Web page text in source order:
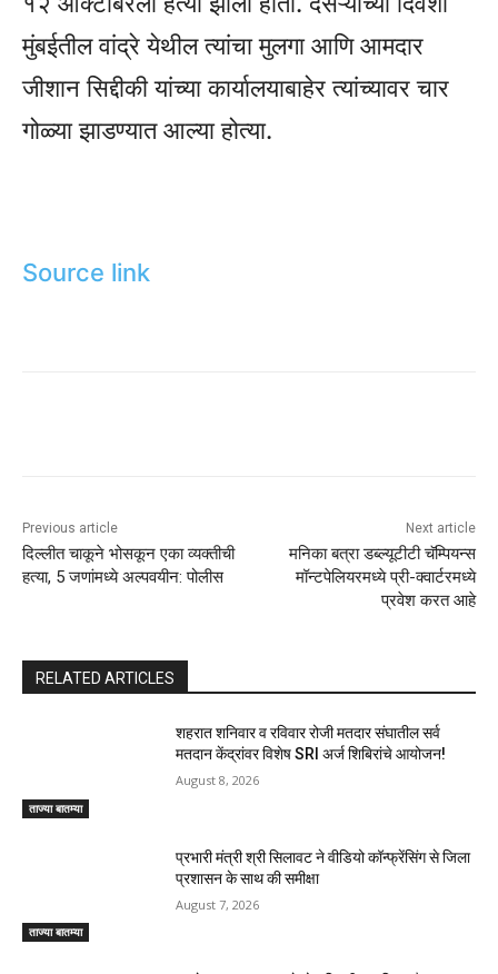
मुंबईतील वांद्रे येथील त्यांचा मुलगा आणि आमदार
जीशान सिद्दीकी यांच्या कार्यालयाबाहेर त्यांच्यावर चार
गोळ्या झाडण्यात आल्या होत्या.
Source link
Previous article
दिल्लीत चाकूने भोसकून एका व्यक्तीची
हत्या, 5 जणांमध्ये अल्पवयीन: पोलीस
Next article
मनिका बत्रा डब्ल्यूटीटी चॅम्पियन्स
मॉन्टपेलियरमध्ये प्री-क्वार्टरमध्ये
प्रवेश करत आहे
RELATED ARTICLES
ताज्या बातम्या
शहरात शनिवार व रविवार रोजी मतदार संघातील सर्व
मतदान केंद्रांवर विशेष SRI अर्ज शिबिरांचे आयोजन!
August 8, 2026
ताज्या बातम्या
प्रभारी मंत्री श्री सिलावट ने वीडियो कॉन्फ्रेंसिंग से जिला
प्रशासन के साथ की समीक्षा
August 7, 2026